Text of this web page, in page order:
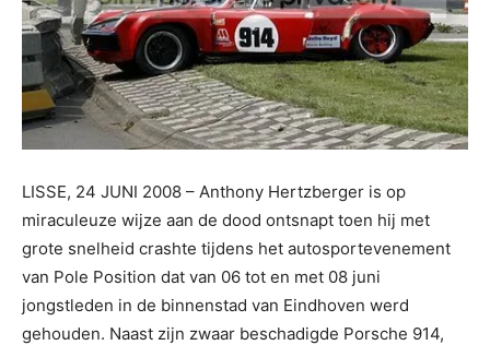
LISSE, 24 JUNI 2008 – Anthony Hertzberger is op
miraculeuze wijze aan de dood ontsnapt toen hij met
grote snelheid crashte tijdens het autosportevenement
van Pole Position dat van 06 tot en met 08 juni
jongstleden in de binnenstad van Eindhoven werd
gehouden. Naast zijn zwaar beschadigde Porsche 914,